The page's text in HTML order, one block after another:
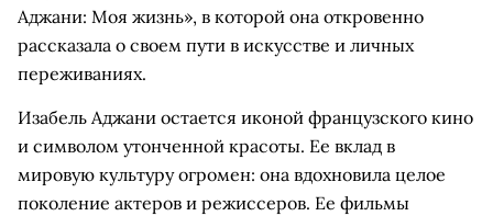
Аджани: Моя жизнь», в которой она откровенно
рассказала о своем пути в искусстве и личных
переживаниях.
Изабель Аджани остается иконой французского кино
и символом утонченной красоты. Ее вклад в
мировую культуру огромен: она вдохновила целое
поколение актеров и режиссеров. Ее фильмы